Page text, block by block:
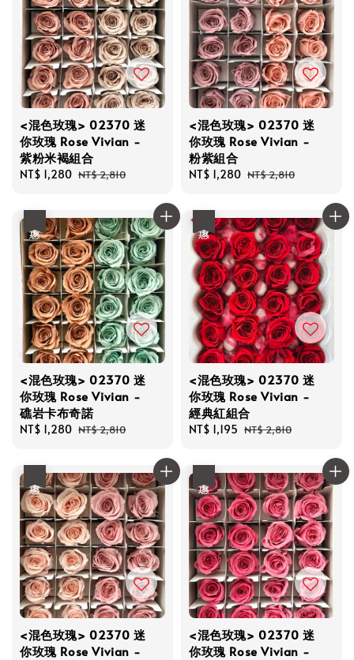
<混色玫瑰> 02370 迷
你玫瑰 Rose Vivian -
紫粉米褐組合
Sale
NT$ 1,280 Regular
NT$ 2,810
<混色玫瑰> 02370 迷
你玫瑰 Rose Vivian -
粉紫組合
Sale
NT$ 1,280 Regular
NT$ 2,810
<混色玫瑰> 02370 迷
你玫瑰 Rose Vivian -
礁岩卡布奇諾
Sale
NT$ 1,280 Regular
NT$ 2,810
<混色玫瑰> 02370 迷
你玫瑰 Rose Vivian -
經典紅組合
Sale
NT$ 1,195 Regular
NT$ 2,810
<混色玫瑰> 02370 迷
你玫瑰 Rose Vivian -
<混色玫瑰> 02370 迷
你玫瑰 Rose Vivian -